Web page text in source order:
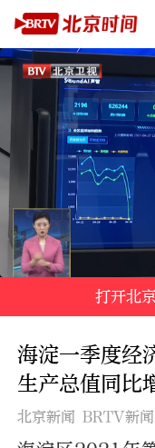
打开北
海淀一季度
生产总值同比
北京新闻 BRTV新